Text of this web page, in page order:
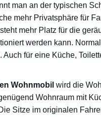
man an der typischen
mehr Privatsphäre für
mehr Platz für die
werden kann.
Auch für eine Küche,
Wohnmobil wird die
Wohnraum mit
Sitze im originalen